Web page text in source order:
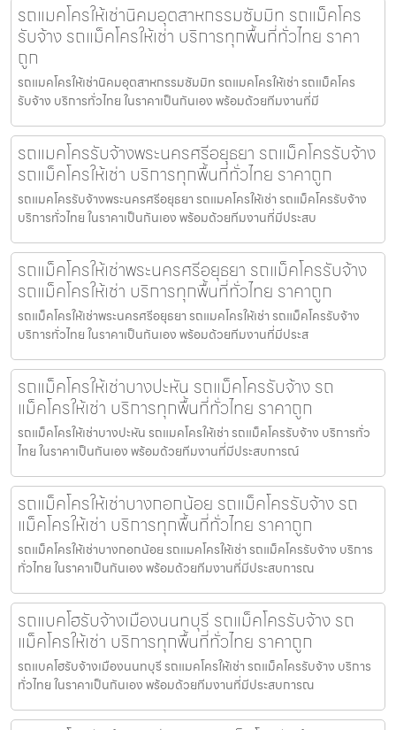
รถแมคโครให้เช่านิคมอุตสาหกรรมซัมมิท รถแม็คโคร
รับจ้าง รถแม็คโครให้เช่า บริการทุกพื้นที่ทั่วไทย ราคา
ถูก
รถแมคโครให้เช่านิคมอุตสาหกรรมซัมมิท รถแมคโครให้เช่า รถแม็คโคร
รับจ้าง บริการทั่วไทย ในราคาเป็นกันเอง พร้อมด้วยทีมงานที่มี
รถแมคโครรับจ้างพระนครศรีอยุธยา รถแม็คโครรับจ้าง
รถแม็คโครให้เช่า บริการทุกพื้นที่ทั่วไทย ราคาถูก
รถแมคโครรับจ้างพระนครศรีอยุธยา รถแมคโครให้เช่า รถแม็คโครรับจ้าง
บริการทั่วไทย ในราคาเป็นกันเอง พร้อมด้วยทีมงานที่มีประสบ
รถแม็คโครให้เช่าพระนครศรีอยุธยา รถแม็คโครรับจ้าง
รถแม็คโครให้เช่า บริการทุกพื้นที่ทั่วไทย ราคาถูก
รถแม็คโครให้เช่าพระนครศรีอยุธยา รถแมคโครให้เช่า รถแม็คโครรับจ้าง
บริการทั่วไทย ในราคาเป็นกันเอง พร้อมด้วยทีมงานที่มีประส
รถแม็คโครให้เช่าบางปะหัน รถแม็คโครรับจ้าง รถ
แม็คโครให้เช่า บริการทุกพื้นที่ทั่วไทย ราคาถูก
รถแม็คโครให้เช่าบางปะหัน รถแมคโครให้เช่า รถแม็คโครรับจ้าง บริการทั่ว
ไทย ในราคาเป็นกันเอง พร้อมด้วยทีมงานที่มีประสบการณ์
รถแม็คโครให้เช่าบางกอกน้อย รถแม็คโครรับจ้าง รถ
แม็คโครให้เช่า บริการทุกพื้นที่ทั่วไทย ราคาถูก
รถแม็คโครให้เช่าบางกอกน้อย รถแมคโครให้เช่า รถแม็คโครรับจ้าง บริการ
ทั่วไทย ในราคาเป็นกันเอง พร้อมด้วยทีมงานที่มีประสบการณ
รถแบคโฮรับจ้างเมืองนนทบุรี รถแม็คโครรับจ้าง รถ
แม็คโครให้เช่า บริการทุกพื้นที่ทั่วไทย ราคาถูก
รถแบคโฮรับจ้างเมืองนนทบุรี รถแมคโครให้เช่า รถแม็คโครรับจ้าง บริการ
ทั่วไทย ในราคาเป็นกันเอง พร้อมด้วยทีมงานที่มีประสบการณ